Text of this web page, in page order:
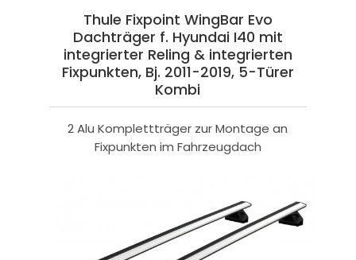
Thule Fixpoint WingBar Evo
Dachträger f. Hyundai I40 mit
integrierter Reling & integrierten
Fixpunkten, Bj. 2011-2019, 5-Türer
Kombi
2 Alu Komplettträger zur Montage an
Fixpunkten im Fahrzeugdach